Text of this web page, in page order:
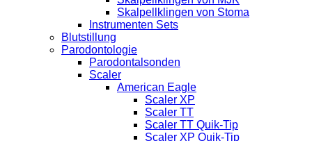
Skalpellklingen von Stoma
Instrumenten Sets
Blutstillung
Parodontologie
Parodontalsonden
Scaler
American Eagle
Scaler XP
Scaler TT
Scaler TT Quik-Tip
Scaler XP Quik-Tip